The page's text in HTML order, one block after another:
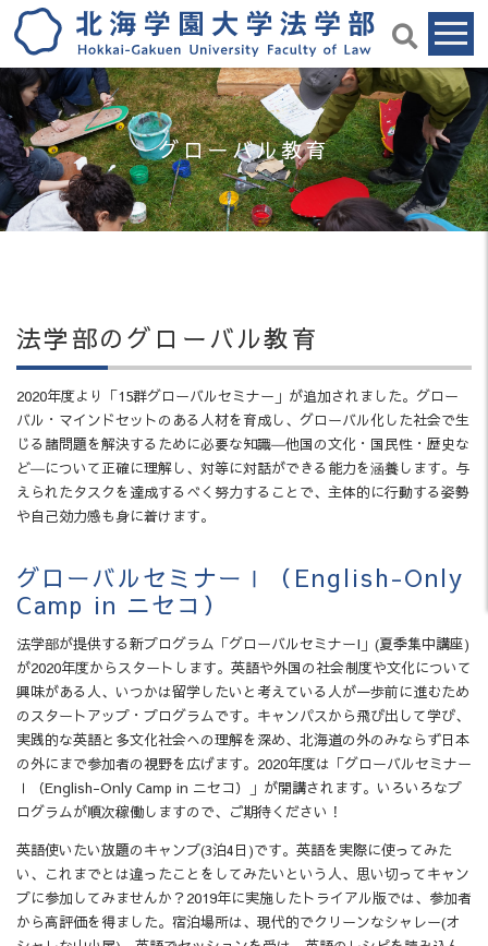
グローバル教育
法学部のグローバル教育
2020年度より「15群グローバルセミナー」が追加されました。グロー
バル・マインドセットのある人材を育成し、グローバル化した社会で生
じる諸問題を解決するために必要な知識―他国の文化・国民性・歴史な
ど―について正確に理解し、対等に対話ができる能力を涵養します。与
えられたタスクを達成するべく努力することで、主体的に行動する姿勢
や自己効力感も身に着けます。
グローバルセミナーⅠ（English-Only
Camp in ニセコ）
法学部が提供する新プログラム「グローバルセミナーI」(夏季集中講座)
が2020年度からスタートします。英語や外国の社会制度や文化について
興味がある人、いつかは留学したいと考えている人が一歩前に進むため
のスタートアップ・プログラムです。キャンパスから飛び出して学び、
実践的な英語と多文化社会への理解を深め、北海道の外のみならず日本
の外にまで参加者の視野を広げます。2020年度は「グローバルセミナー
Ⅰ（English-Only Camp in ニセコ）」が開講されます。いろいろなプ
ログラムが順次稼働しますので、ご期待ください！
英語使いたい放題のキャンプ(3泊4日)です。英語を実際に使ってみた
い、これまでとは違ったことをしてみたいという人、思い切ってキャン
プに参加してみませんか？2019年に実施したトライアル版では、参加者
から高評価を得ました。宿泊場所は、現代的でクリーンなシャレー(オ